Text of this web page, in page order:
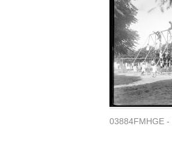
03884FMHGE -